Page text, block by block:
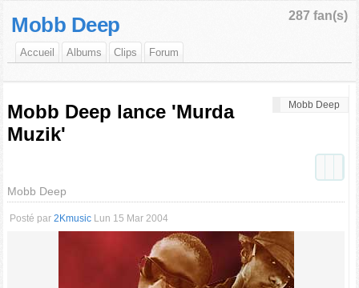
287 fan(s)
Mobb Deep
Accueil Albums Clips Forum
Mobb Deep
Mobb Deep lance 'Murda
Muzik'
Mobb Deep
Posté par2Kmusic Lun 15 Mar 2004